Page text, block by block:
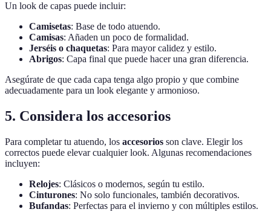
Un look de capas puede incluir:
Camisetas: Base de todo atuendo.
Camisas: Añaden un poco de formalidad.
Jerséis o chaquetas: Para mayor calidez y estilo.
Abrigos: Capa final que puede hacer una gran diferencia.
Asegúrate de que cada capa tenga algo propio y que combine
adecuadamente para un look elegante y armonioso.
5. Considera los accesorios
Para completar tu atuendo, los accesorios son clave. Elegir los
correctos puede elevar cualquier look. Algunas recomendaciones
incluyen:
Relojes: Clásicos o modernos, según tu estilo.
Cinturones: No solo funcionales, también decorativos.
Bufandas: Perfectas para el invierno y con múltiples estilos.